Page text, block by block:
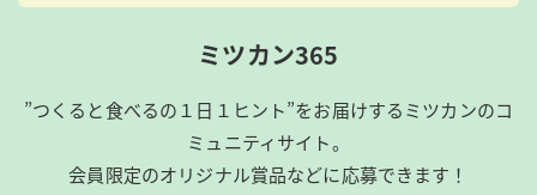
ミツカン365
”つくると食べるの１日１ヒント”をお届けするミツカンのコ
ミュニティサイト。
会員限定のオリジナル賞品などに応募できます！